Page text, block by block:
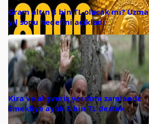
Gram altın 8 bin TL olacak mı?
yıl sonu hedefini açıkladı
Kira ve alışveriş yardımı zamlandı:
Emekliye aylık 8 bin TL destek